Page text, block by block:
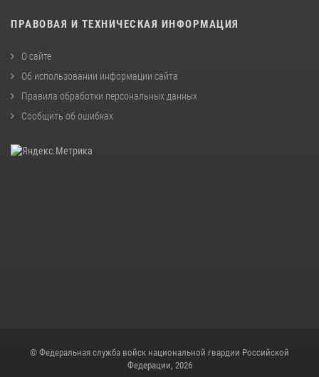
ПРАВОВАЯ И ТЕХНИЧЕСКАЯ ИНФОРМАЦИЯ
О сайте
Об использовании информации сайта
Правила обработки персональных данных
Сообщить об ошибках
© Федеральная служба войск национальной гвардии Российской
Федерации, 2026